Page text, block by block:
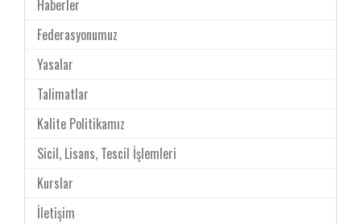
Haberler
Federasyonumuz
Yasalar
Talimatlar
Kalite Politikamız
Sicil, Lisans, Tescil İşlemleri
Kurslar
İletişim